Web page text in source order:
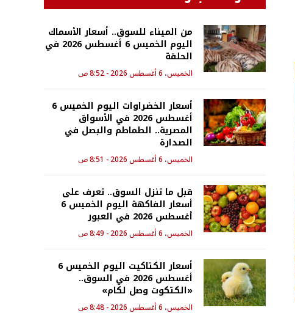
من الميناء للسوق.. أسعار الأسماك
اليوم الخميس 6 أغسطس 2026 في
الحلقة
الخميس، 6 أغسطس 2026 - 8:52 ص
أسعار الخضراوات اليوم الخميس 6
أغسطس 2026 في الأسواق
المصرية.. الطماطم والبصل في
الصدارة
الخميس، 6 أغسطس 2026 - 8:51 ص
قبل ما تنزل السوق.. تعرف على
أسعار الفاكهة اليوم الخميس 6
أغسطس 2026 في العبور
الخميس، 6 أغسطس 2026 - 8:49 ص
أسعار الكتاكيت اليوم الخميس 6
أغسطس 2026 في السوق..
«الكتكوت وصل لكام»
الخميس، 6 أغسطس 2026 - 8:48 ص